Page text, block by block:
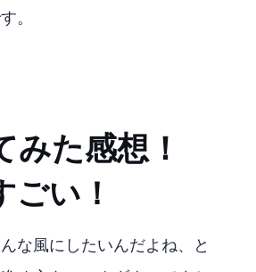
。
+ Qwen3.5-35B-A3B でやってみた感想！
ごい！
な風にしたいんだよね、と